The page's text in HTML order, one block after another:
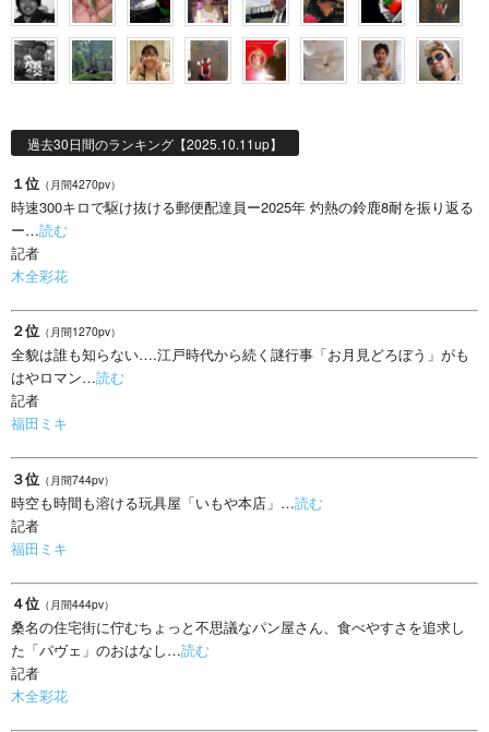
過去30日間のランキング【2025.10.11up】
１位 （月間4270pv）
時速300キロで駆け抜ける郵便配達員ー2025年 灼熱の鈴鹿8耐を振り返る
ー…読む
記者
木全彩花
２位 （月間1270pv）
全貌は誰も知らない….江戸時代から続く謎行事「お月見どろぼう」がも
はやロマン…読む
記者
福田ミキ
３位 （月間744pv）
時空も時間も溶ける玩具屋「いもや本店」…読む
記者
福田ミキ
４位 （月間444pv）
桑名の住宅街に佇むちょっと不思議なパン屋さん、食べやすさを追求し
た「パヴェ」のおはなし…読む
記者
木全彩花